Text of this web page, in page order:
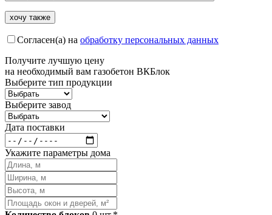
Согласен(а) на обработку персональных данных
Получите лучшую цену
на необходимый вам газобетон ВКБлок
Выберите тип продукции
Выберите завод
Дата поставки
Укажите параметры дома